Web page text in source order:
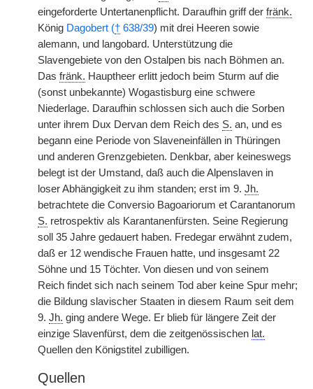
eingeforderte Untertanenpflicht. Daraufhin griff der fränk.
König Dagobert († 638/39) mit drei Heeren sowie
alemann, und langobard. Unterstützung die
Slavengebiete von den Ostalpen bis nach Böhmen an.
Das fränk. Hauptheer erlitt jedoch beim Sturm auf die
(sonst unbekannte) Wogastisburg eine schwere
Niederlage. Daraufhin schlossen sich auch die Sorben
unter ihrem Dux Dervan dem Reich des S. an, und es
begann eine Periode von Slaveneinfällen in Thüringen
und anderen Grenzgebieten. Denkbar, aber keineswegs
belegt ist der Umstand, daß auch die Alpenslaven in
loser Abhängigkeit zu ihm standen; erst im 9. Jh.
betrachtete die Conversio Bagoariorum et Carantanorum
S. retrospektiv als Karantanenfürsten. Seine Regierung
soll 35 Jahre gedauert haben. Fredegar erwähnt zudem,
daß er 12 wendische Frauen hatte, und insgesamt 22
Söhne und 15 Töchter. Von diesen und von seinem
Reich findet sich nach seinem Tod aber keine Spur mehr;
die Bildung slavischer Staaten in diesem Raum seit dem
9. Jh. ging andere Wege. Er blieb für längere Zeit der
einzige Slavenfürst, dem die zeitgenössischen lat.
Quellen den Königstitel zubilligen.
Quellen